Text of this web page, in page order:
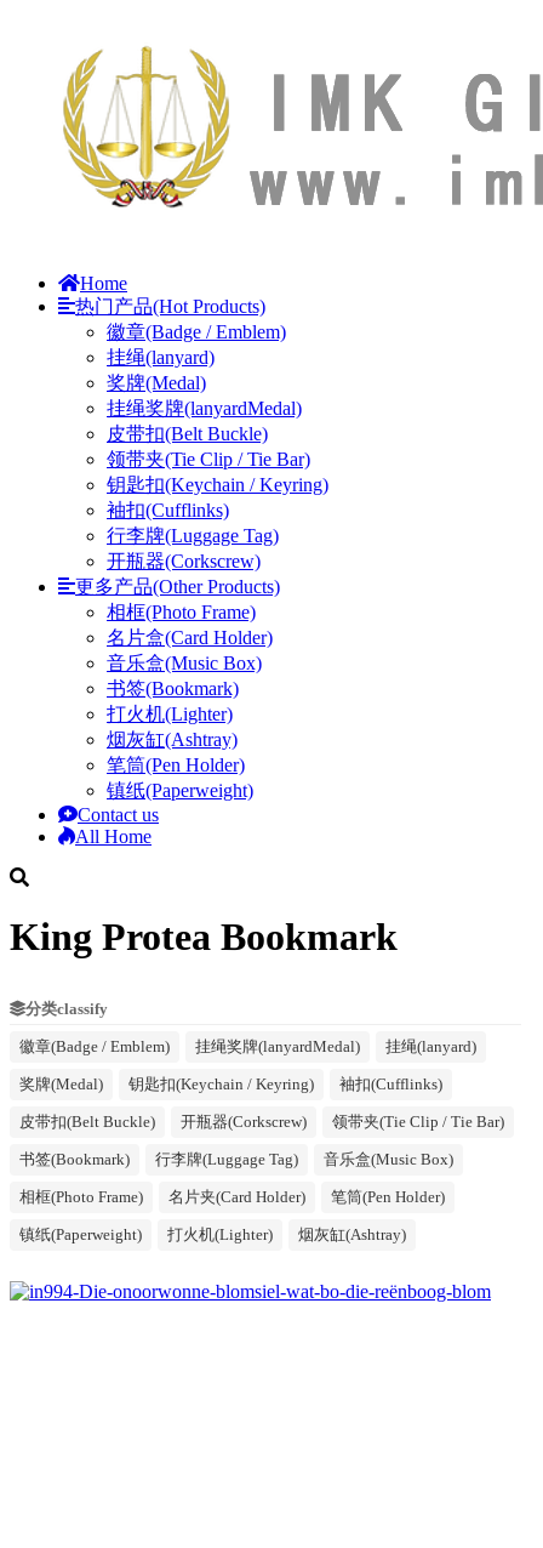
Home
热门产品(Hot Products)
徽章(Badge / Emblem)
挂绳(lanyard)
奖牌(Medal)
挂绳奖牌(lanyardMedal)
皮带扣(Belt Buckle)
领带夹(Tie Clip / Tie Bar)
钥匙扣(Keychain / Keyring)
袖扣(Cufflinks)
行李牌(Luggage Tag)
开瓶器(Corkscrew)
更多产品(Other Products)
相框(Photo Frame)
名片盒(Card Holder)
音乐盒(Music Box)
书签(Bookmark)
打火机(Lighter)
烟灰缸(Ashtray)
笔筒(Pen Holder)
镇纸(Paperweight)
Contact us
All Home
King Protea Bookmark
分类classify
徽章(Badge / Emblem) 挂绳奖牌(lanyardMedal) 挂绳(lanyard)
奖牌(Medal) 钥匙扣(Keychain / Keyring) 袖扣(Cufflinks)
皮带扣(Belt Buckle) 开瓶器(Corkscrew) 领带夹(Tie Clip / Tie Bar)
书签(Bookmark) 行李牌(Luggage Tag) 音乐盒(Music Box)
相框(Photo Frame) 名片夹(Card Holder) 笔筒(Pen Holder)
镇纸(Paperweight) 打火机(Lighter) 烟灰缸(Ashtray)